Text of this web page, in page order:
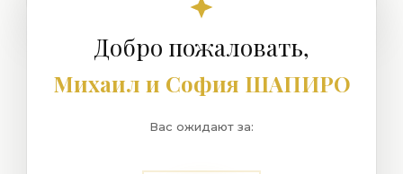
Добро пожаловать,
Михаил и София ШАПИРО
Вас ожидают за: